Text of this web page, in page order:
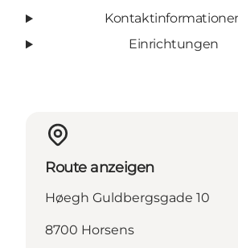
Einrichtungen
Route anzeigen
Høegh Guldbergsgade 10
8700 Horsens